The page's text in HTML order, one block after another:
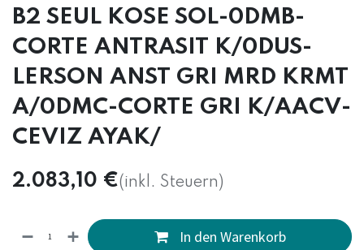
B2 SEUL KOSE SOL-0DMB-
CORTE ANTRASIT K/0DUS-
LERSON ANST GRI MRD KRMT
A/0DMC-CORTE GRI K/AACV-
CEVIZ AYAK/
2.083,10 €(inkl. Steuern)
In den Warenkorb